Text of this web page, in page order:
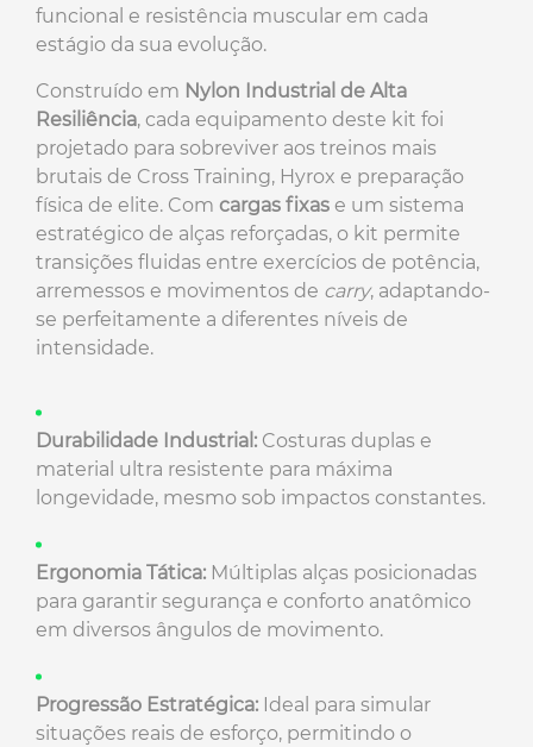
funcional e resistência muscular em cada
estágio da sua evolução.
Construído em Nylon Industrial de Alta
Resiliência, cada equipamento deste kit foi
projetado para sobreviver aos treinos mais
brutais de Cross Training, Hyrox e preparação
física de elite. Com cargas fixas e um sistema
estratégico de alças reforçadas, o kit permite
transições fluidas entre exercícios de potência,
arremessos e movimentos de carry, adaptando-
se perfeitamente a diferentes níveis de
intensidade.
Durabilidade Industrial: Costuras duplas e
material ultra resistente para máxima
longevidade, mesmo sob impactos constantes.
Ergonomia Tática: Múltiplas alças posicionadas
para garantir segurança e conforto anatômico
em diversos ângulos de movimento.
Progressão Estratégica: Ideal para simular
situações reais de esforço, permitindo o